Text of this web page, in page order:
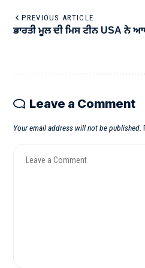
PREVIOUS ARTICLE
ਭਾਰਤੀ ਮੂਲ ਦੀ ਮਿਸ ਟੀਨ USA ਨੇ
Leave a Comment
Your email address will not be published.